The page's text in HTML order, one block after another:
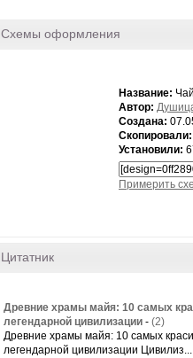
Схемы оформления
Название:
Автор:
Создана:
Скопировали:
Установили:
Примерить
Цитатник
Древние храмы майя: 10 самых
легендарной цивилизации - (2)
Древние храмы майя: 10 самых
легендарной цивилизации Цивилиз...